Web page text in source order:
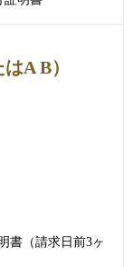
A B）
書（請求日前3ヶ